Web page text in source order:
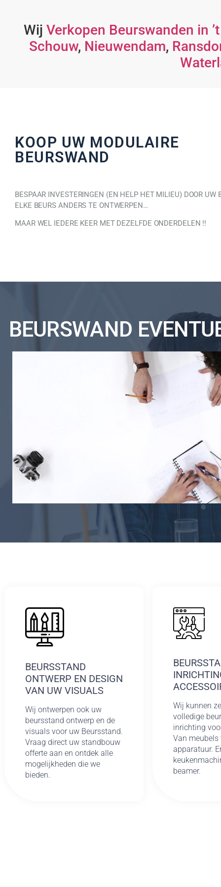
Wij Verkopen Beurswanden in
Schouw, Nieuwendam,
KOOP UW MODULAIRE
BEURSWAND
BESPAAR INVESTERINGEN (EN HELP HET MILIEU) DOOR UW
ELKE BEURS ANDERS TE ONTWERPEN…
MAAR WEL IEDERE KEER MET DEZELFDE ONDERDELEN !!
BEURSWAND
BEURSSTAND
ONTWERP EN DESIGN
VAN UW VISUALS
Wij ontwerpen ook uw
beursstand ontwerp en de
visuals voor uw Beursstand.
Vraag direct uw standbouw
offerte aan en ontdek alle
mogelijkheden die we
bieden.
Wij kunnen
volledige
inrichting
Van
apparatuur.
beamer.